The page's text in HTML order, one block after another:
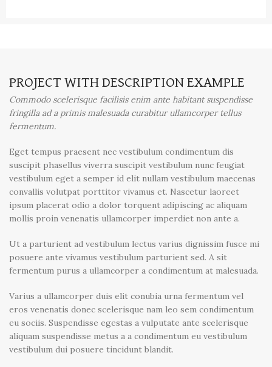
PROJECT WITH DESCRIPTION EXAMPLE
Commodo scelerisque facilisis enim ante habitant suspendisse
fringilla ad a primis malesuada curabitur ullamcorper tellus
fermentum.
Eget tempus praesent nec vestibulum condimentum dis
suscipit phasellus viverra suscipit vestibulum nunc feugiat
vestibulum eget a semper id elit nullam vestibulum maecenas
convallis volutpat porttitor vivamus et. Nascetur laoreet
ipsum placerat odio a dolor torquent adipiscing ac aliquam
mollis proin venenatis ullamcorper imperdiet non ante a.
Ut a parturient ad vestibulum lectus varius dignissim fusce mi
posuere ante vivamus vestibulum parturient sed. A sit
fermentum purus a ullamcorper a condimentum at malesuada.
Varius a ullamcorper duis elit conubia urna fermentum vel
eros venenatis donec scelerisque nam leo sem condimentum
eu sociis. Suspendisse egestas a vulputate ante scelerisque
aliquam suspendisse metus a a condimentum eu vestibulum
vestibulum dui posuere tincidunt blandit.